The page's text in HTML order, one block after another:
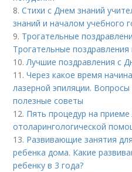
8.Стихи с Днем знаний
знаний и началом учебного
9. Трогательные
Трогательные
10.Лучшие поздравления с
11.Через какое время
лазерной эпиляции.
полезные советы
12. Пять процедур на
отоларингологической
13. Развивающие занятия
ребенка дома. Какие
ребенку в 3 года?